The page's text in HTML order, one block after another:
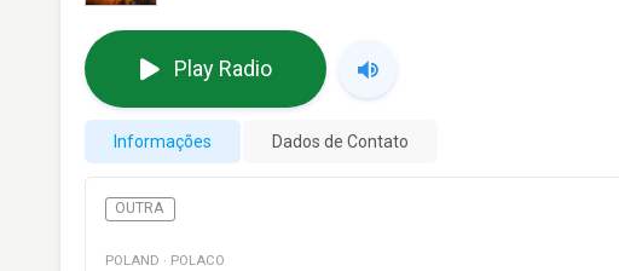
Play Radio
Informações Dados de Contato
OUTRA
POLAND · POLACO